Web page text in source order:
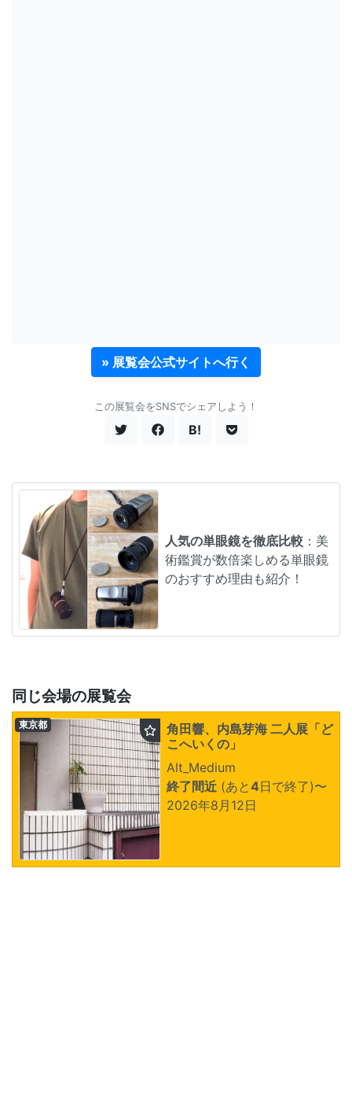
» 展覧会公式サイトへ行く
この展覧会をSNSでシェアしよう！
B!
人気の単眼鏡を徹底比較 ：美
術鑑賞が数倍楽しめる単眼鏡
のおすすめ理由も紹介！
同じ会場の展覧会
角田響、内島芽海 二人展「ど
こへいくの」
Alt_Medium
終了間近 (あと4日で終了)〜
2026年8月12日
東京都